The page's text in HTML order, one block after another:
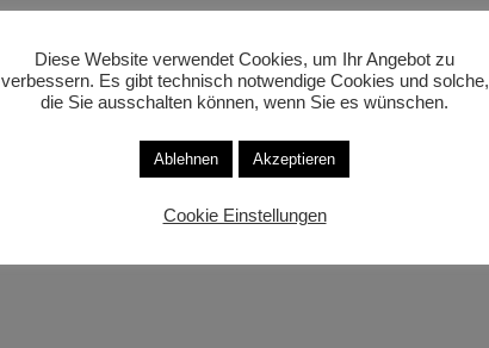
Diese Website verwendet Cookies, um Ihr Angebot zu
verbessern. Es gibt technisch notwendige Cookies und solche,
die Sie ausschalten können, wenn Sie es wünschen.
Ablehnen Akzeptieren
Cookie Einstellungen